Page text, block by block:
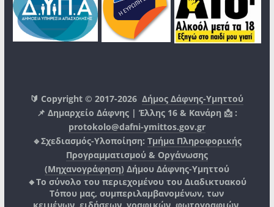
🔰 Copyright © 2017-2026Δήμος Δάφνης-Υμηττού
📌 Δημαρχείο Δάφνης | Έλλης 16 & Κανάρη 📩 :
protokolo@dafni-ymittos.gov.gr
🔹Σχεδιασμός-Υλοποίηση: Τμήμα Πληροφορικής
Προγραμματισμού & Οργάνωσης
(Μηχανογράφηση) Δήμου Δάφνης-Υμηττού
🔸Το σύνολο του περιεχομένου του Διαδικτυακού
Τόπου μας, συμπεριλαμβανομένων, των